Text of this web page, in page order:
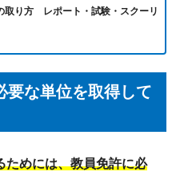
取り方 レポート・試験・スクーリ
要な単位を取得して
ためには、教員免許に必